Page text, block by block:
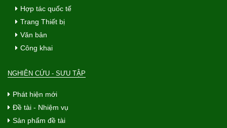
Hợp tác quốc tế
Trang Thiết bị
Văn bản
Công khai
NGHIÊN CỨU - SƯU TẬP
Phát hiện mới
Đề tài - Nhiệm vụ
Sản phẩm đề tài